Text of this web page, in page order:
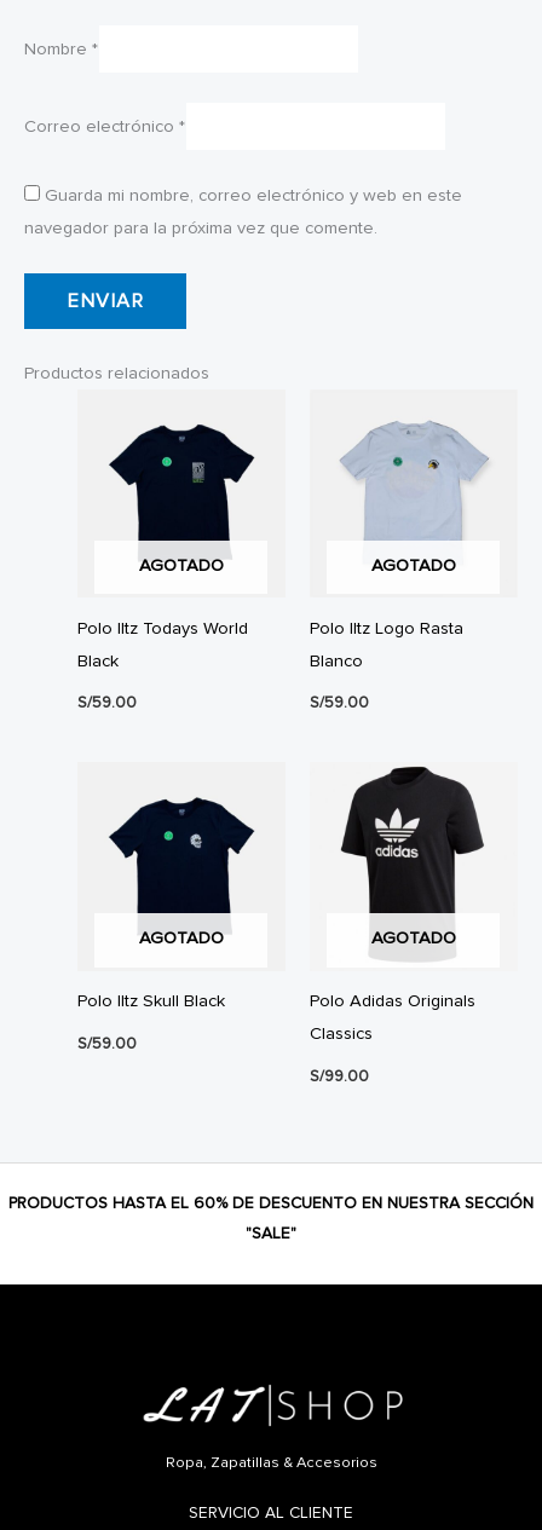
Nombre *
Correo electrónico *
Guarda mi nombre, correo electrónico y web en este
navegador para la próxima vez que comente.
Productos relacionados
AGOTADO
Polo Iltz Todays World
Black
S/59.00
AGOTADO
Polo Iltz Logo Rasta
Blanco
S/59.00
AGOTADO
Polo Iltz Skull Black
S/59.00
AGOTADO
Polo Adidas Originals
Classics
S/99.00
PRODUCTOS HASTA EL 60% DE DESCUENTO EN NUESTRA SECCIÓN
"SALE"
Ropa, Zapatillas & Accesorios
SERVICIO AL CLIENTE